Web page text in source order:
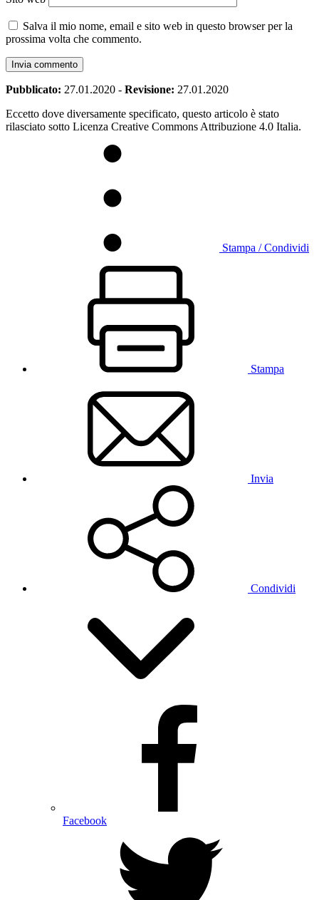
Salva il mio nome, email e sito web in questo browser per la
prossima volta che commento.
Pubblicato: 27.01.2020 - Revisione: 27.01.2020
Eccetto dove diversamente specificato, questo articolo è stato
rilasciato sotto Licenza Creative Commons Attribuzione 4.0 Italia.
Stampa / Condividi
Stampa
Invia
Condividi
Facebook